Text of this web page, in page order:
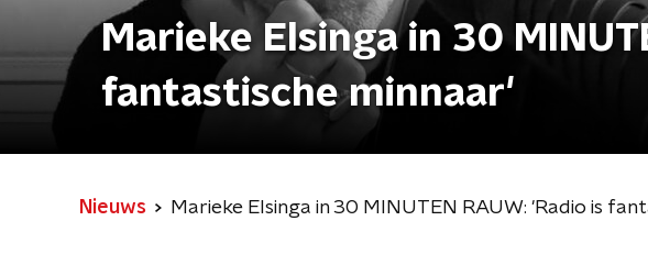
Marieke Elsinga in 30
fantastische minnaar'
Nieuws Marieke Elsinga in 30 MINUTEN RAUW: 'Radio is